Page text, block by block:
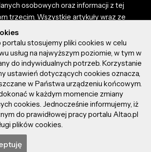
osobowych oraz informacji z tej
trzecim. Wszystkie artykuły wraz ze
dostępnymi na portalu są
Administrator i właściciel
ponosi odpowiedzialności za tresci
przez autorów artykułów. Dodając
się z regulaminem portalu oraz
za wszystkie materiały
przez Ciebie na stronie altao.pl.
dostępne w regulaminie portalu.
Wszystkie prawa zastrzeżone.
portalu stosujemy pliki cookies w celu
usług na najwyższym poziomie, w tym w
do indywidualnych potrzeb. Korzystanie
ustawień dotyczących cookies oznacza,
w Państwa urządzeniu końcowym.
w każdym momencie zmiany
cookies. Jednocześnie informujemy, iż
do prawidłowej pracy portalu Altao.pl
plików cookies.